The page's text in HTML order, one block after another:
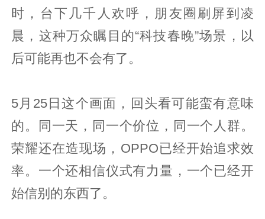
时，台下几千人欢呼，朋友圈刷屏到凌
晨，这种万众瞩目的“科技春晚”场景，以
后可能再也不会有了。
5月25日这个画面，回头看可能蛮有意味
的。同一天，同一个价位，同一个人群。
荣耀还在造现场，OPPO已经开始追求效
率。一个还相信仪式有力量，一个已经开
始信别的东西了。